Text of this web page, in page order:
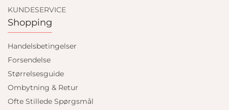
KUNDESERVICE
Shopping
Handelsbetingelser
Forsendelse
Størrelsesguide
Ombytning & Retur
Ofte Stillede Spørgsmål